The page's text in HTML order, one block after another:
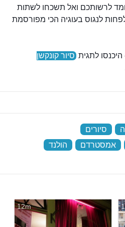
לרשותכם ואל תשכחו לשתות
לנגוס בעוגיה הכי מפורסמת
לתגית סיור קונקשן
סיורים
אמסטרדם הולנד
12m